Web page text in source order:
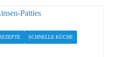
SCHNELLE KÜCHE